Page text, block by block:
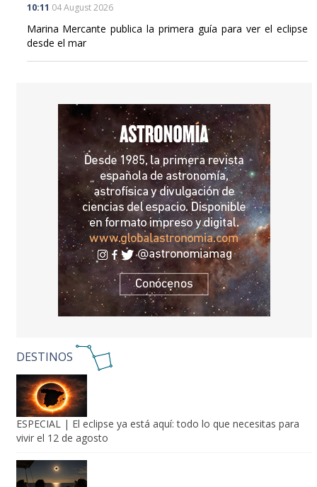
10:11 04 August 2026
Marina Mercante publica la primera guía para ver el eclipse
desde el mar
DESTINOS
ESPECIAL | El eclipse ya está aquí: todo lo que necesitas para
vivir el 12 de agosto